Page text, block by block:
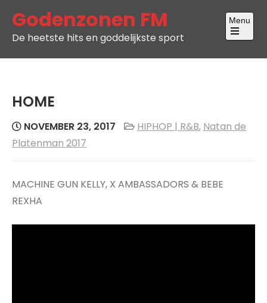
content
Godenzonen FM
De heetste hits en goddelijkste sport
Menu
Open
main
HOME
NOVEMBER 23, 2017 HIPHOP | R&B, Natan de
Platenman 2017
MACHINE GUN KELLY, X AMBASSADORS & BEBE
REXHA